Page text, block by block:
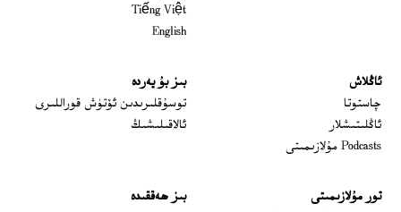
Tiếng Việt
English
ئاڭلاش
چاستوتا
ئاڭلىتىشلار
Podcasts مۇلازىمىتى
بىز بۇ يەردە
توسۇقلىرىدىن ئۆتۈش قوراللىرى
ئالاقىلىشىڭ
تور مۇلازىمىتى
بىز ھەققىدە